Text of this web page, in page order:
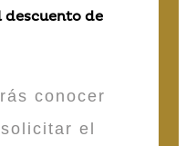
de
conocer
el